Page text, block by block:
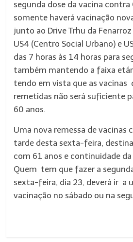
segunda dose da vacina contra
somente haverá vacinação
junto ao Drive Trhu da Fenarroz
US4 (Centro Social Urbano) e
das 7 horas às 14 horas para
também mantendo a faixa
tendo em vista que as vacinas
remetidas não será suficiente
60 anos.
Uma nova remessa de vacinas
tarde desta sexta-feira,
com 61 anos e continuidade
Quem tem que fazer a
sexta-feira, dia 23, deverá ir a
vacinação no sábado ou na